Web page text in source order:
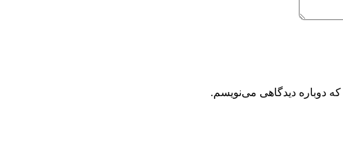
دوباره دیدگاهی می‌نویسم.